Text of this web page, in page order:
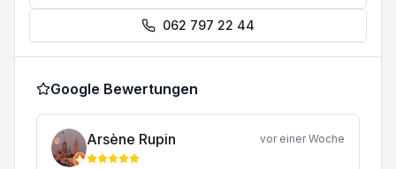
062 797 22 44
Google Bewertungen
Arsène Rupin vor einer Woche